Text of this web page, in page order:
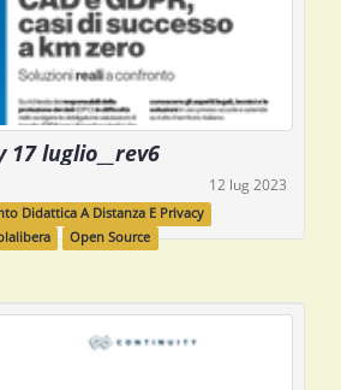
17 luglio__rev6
12 lug 2023
Didattica A Distanza E Privacy
Open Source